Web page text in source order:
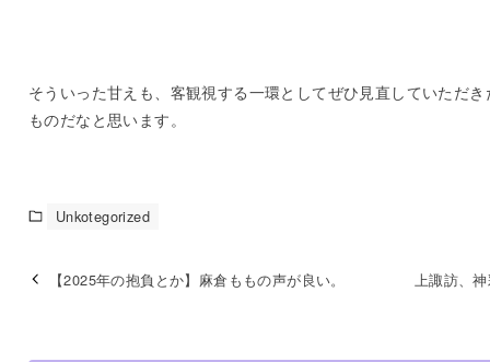
そういった甘えも、客観視する一環としてぜひ見直していただき
ものだなと思います。
Unkotegorized
【2025年の抱負とか】麻倉ももの声が良い。 上諏訪、